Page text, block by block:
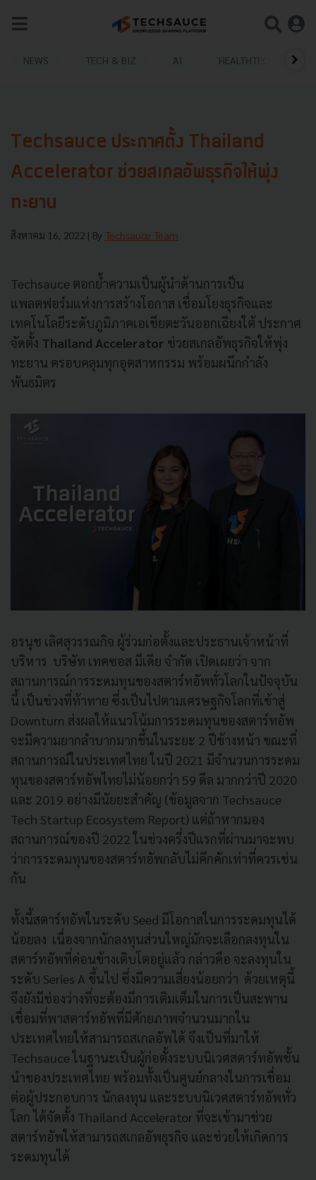
NEWS TECH & BIZ AI HEALTHTECH
Techsauce ประกาศตั้ง Thailand
Accelerator ช่วยสเกลอัพธุรกิจให้พุ่ง
ทะยาน
สิงหาคม 16, 2022 | By Techsauce Team
Techsauce ตอกย้ำความเป็นผู้นำด้านการเป็น
แพลตฟอร์มแห่งการสร้างโอกาส เชื่อมโยงธุรกิจและ
เทคโนโลยีระดับภูมิภาคเอเชียตะวันออกเฉียงใต้ ประกาศ
จัดตั้ง Thailand Accelerator ช่วยสเกลอัพธุรกิจให้พุ่ง
ทะยาน ครอบคลุมทุกอุตสาหกรรม พร้อมผนึกกำลัง
พันธมิตร
อรนุช เลิศสุวรรณกิจ ผู้ร่วมก่อตั้งและประธานเจ้าหน้าที่
บริหาร บริษัท เทคซอส มีเดีย จำกัด เปิดเผยว่า จาก
สถานการณ์การระดมทุนของสตาร์ทอัพทั่วโลกในปัจจุบัน
นี้ เป็นช่วงที่ท้าทาย ซึ่งเป็นไปตามเศรษฐกิจโลกที่เข้าสู่
Downturn ส่งผลให้แนวโน้มการระดมทุนของสตาร์ทอัพ
จะมีความยากลำบากมากขึ้นในระยะ 2 ปีข้างหน้า ขณะที่
สถานการณ์ในประเทศไทย ในปี 2021 มีจำนวนการระดม
ทุนของสตาร์ทอัพไทยไม่น้อยกว่า 59 ดีล มากกว่าปี 2020
และ 2019 อย่างมีนัยยะสำคัญ (ข้อมูลจาก Techsauce
Tech Startup Ecosystem Report) แต่ถ้าหากมอง
สถานการณ์ของปี 2022 ในช่วงครึ่งปีแรกที่ผ่านมาจะพบ
ว่าการระดมทุนของสตาร์ทอัพกลับไม่คึกคักเท่าที่ควรเช่น
กัน
ทั้งนี้สตาร์ทอัพในระดับ Seed มีโอกาสในการระดมทุนได้
น้อยลง เนื่องจากนักลงทุนส่วนใหญ่มักจะเลือกลงทุนใน
สตาร์ทอัพที่ค่อนข้างเติบโตอยู่แล้ว กล่าวคือ จะลงทุนใน
ระดับ Series A ขึ้นไป ซึ่งมีความเสี่ยงน้อยกว่า ด้วยเหตุนี้
จึงยังมีช่องว่างที่จะต้องมีการเติมเต็มในการเป็นสะพาน
เชื่อมที่พาสตาร์ทอัพที่มีศักยภาพจำนวนมากใน
ประเทศไทยให้สามารถสเกลอัพได้ จึงเป็นที่มาให้
Techsauce ในฐานะเป็นผู้ก่อตั้งระบบนิเวศสตาร์ทอัพชั้น
นำของประเทศไทย พร้อมทั้งเป็นศูนย์กลางในการเชื่อม
ต่อผู้ประกอบการ นักลงทุน และระบบนิเวศสตาร์ทอัพทั่ว
โลก ได้จัดตั้ง Thailand Accelerator ที่จะเข้ามาช่วย
สตาร์ทอัพให้สามารถสเกลอัพธุรกิจ และช่วยให้เกิดการ
ระดมทุนได้